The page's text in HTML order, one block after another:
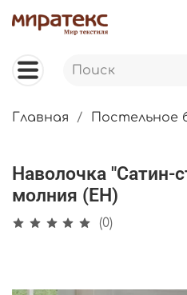
Главная Постельное
Наволочка "Сатин-
молния (ЕН)
(0)